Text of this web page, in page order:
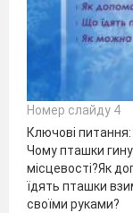
Номер слайду 4
Ключові
Чому пташки
місцевості?Як
їдять пташки
своїми руками?